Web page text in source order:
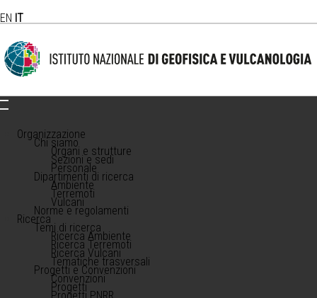
EN IT
Organizzazione
Chi siamo
Organi e strutture
Sezioni e sedi
Personale
Dipartimenti di ricerca
Ambiente
Terremoti
Vulcani
Norme e regolamenti
Ricerca
Temi di ricerca
Ricerca Ambiente
Ricerca Terremoti
Ricerca Vulcani
Tematiche trasversali
Progetti e Convenzioni
Convenzioni
Progetti
Progetti PNRR